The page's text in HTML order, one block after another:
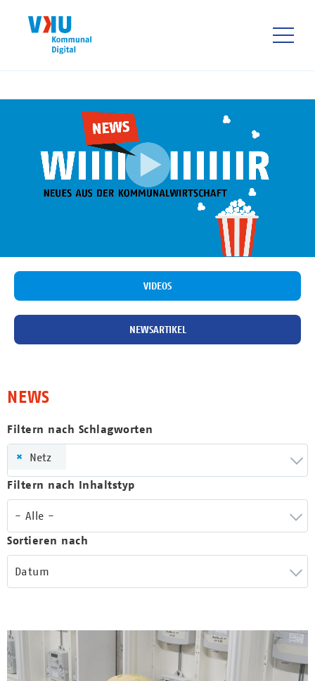
VIDEOS
NEWSARTIKEL
NEWS
Filtern nach Schlagworten
× Netz
Filtern nach Inhaltstyp
- Alle -
Sortieren nach
Datum